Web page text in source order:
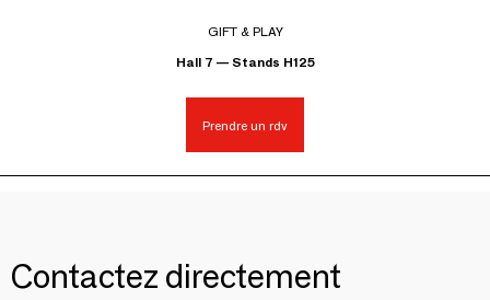
GIFT & PLAY
Hall 7 — Stands H125
Prendre un rdv
Contactez directement